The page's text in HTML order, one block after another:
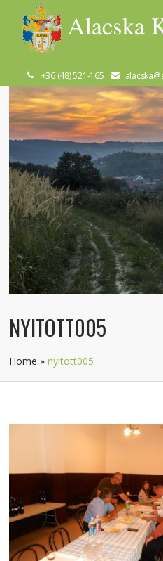
+36 (48) 521-165
NYITOTT005
Home »nyitott005